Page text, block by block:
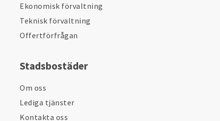
Ekonomisk förvaltning
Teknisk förvaltning
Offertförfrågan
Stadsbostäder
Om oss
Lediga tjänster
Kontakta oss